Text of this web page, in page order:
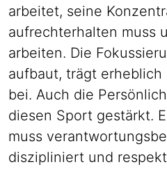
arbeitet, seine
aufrechterhalten muss
arbeiten. Die
aufbaut, trägt erheblich
bei. Auch die
diesen Sport gestärkt.
muss
diszipliniert und